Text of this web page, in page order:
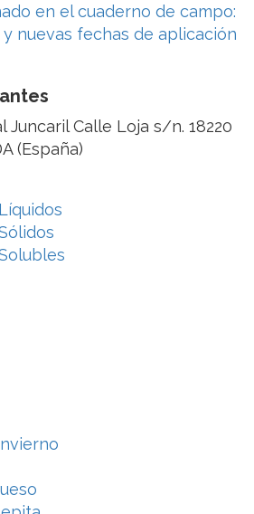
en el cuaderno de campo:
nuevas fechas de aplicación
Juncaril Calle Loja s/n. 18220
(España)